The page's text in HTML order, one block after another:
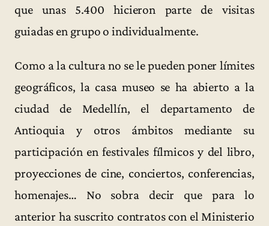
que unas 5.400 hicieron parte de visitas
guiadas en grupo o individualmente.
Como a la cultura no se le pueden poner límites
geográficos, la casa museo se ha abierto a la
ciudad de Medellín, el departamento de
Antioquia y otros ámbitos mediante su
participación en festivales fílmicos y del libro,
proyecciones de cine, conciertos, conferencias,
homenajes… No sobra decir que para lo
anterior ha suscrito contratos con el Ministerio